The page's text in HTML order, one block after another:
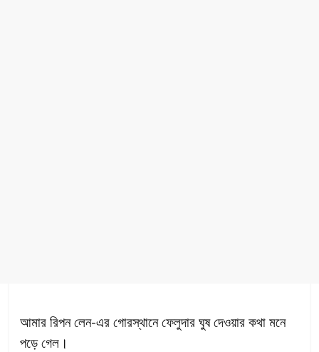
আমার রিপন লেন-এর গোরস্থানে ফেলুদার ঘুষ দেওয়ার কথা মনে
পড়ে গেল।